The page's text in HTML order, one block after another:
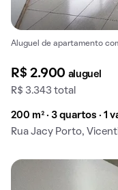
Aluguel de apartamento
R$ 2.900 aluguel
R$ 3.343 total
200 m² · 3 quartos · 1
Rua Jacy Porto,